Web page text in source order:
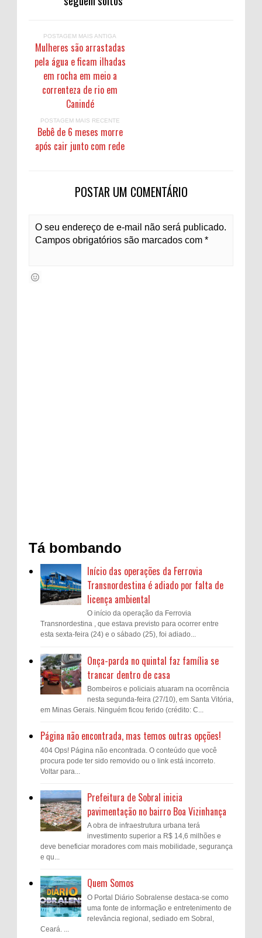
POSTAGEM MAIS ANTIGA
Mulheres são arrastadas
pela água e ficam ilhadas
em rocha em meio a
correnteza de rio em
Canindé
POSTAGEM MAIS RECENTE
Bebê de 6 meses morre
após cair junto com rede
POSTAR UM COMENTÁRIO
O seu endereço de e-mail não será publicado.
Campos obrigatórios são marcados com *
Tá bombando
Início das operações da Ferrovia
Transnordestina é adiado por falta de
licença ambiental
O início da operação da Ferrovia
Transnordestina , que estava previsto para ocorrer entre
esta sexta-feira (24) e o sábado (25), foi adiado...
Onça-parda no quintal faz família se
trancar dentro de casa
Bombeiros e policiais atuaram na ocorrência
nesta segunda-feira (27/10), em Santa Vitória,
em Minas Gerais. Ninguém ficou ferido (crédito: C...
Página não encontrada, mas temos outras opções!
404 Ops! Página não encontrada. O conteúdo que você
procura pode ter sido removido ou o link está incorreto.
Voltar para...
Prefeitura de Sobral inicia
pavimentação no bairro Boa Vizinhança
A obra de infraestrutura urbana terá
investimento superior a R$ 14,6 milhões e
deve beneficiar moradores com mais mobilidade, segurança
e qu...
Quem Somos
O Portal Diário Sobralense destaca-se como
uma fonte de informação e entretenimento de
relevância regional, sediado em Sobral,
Ceará. ...